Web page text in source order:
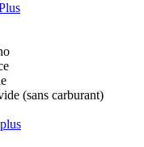
(sans carburant)